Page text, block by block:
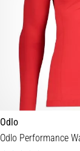
Odlo
Odlo Performance